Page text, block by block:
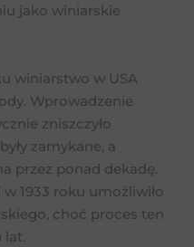
jako winiarskie
winiarstwo w USA
Wprowadzenie
zniszczyło
zamykane, a
przez ponad dekadę.
1933 roku umożliwiło
choć proces ten
lat.